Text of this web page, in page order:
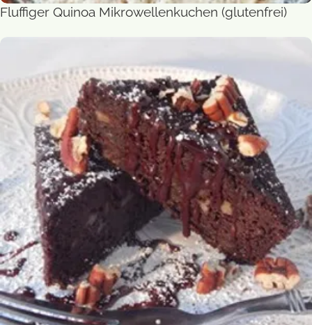
Süßes
Fluffiger Quinoa Mikrowellenkuchen (glutenfrei)